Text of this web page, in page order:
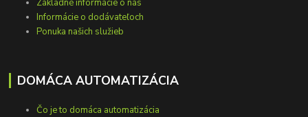
Základné informácie o nás
Informácie o dodávateľoch
Ponuka našich služieb
DOMÁCA AUTOMATIZÁCIA
Čo je to domáca automatizácia